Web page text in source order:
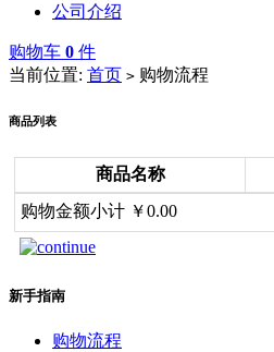
公司介绍
购物车 0 件
当前位置: 首页 > 购物流程
商品列表
商品名称
购物金额小计 ￥0.00
新手指南
购物流程